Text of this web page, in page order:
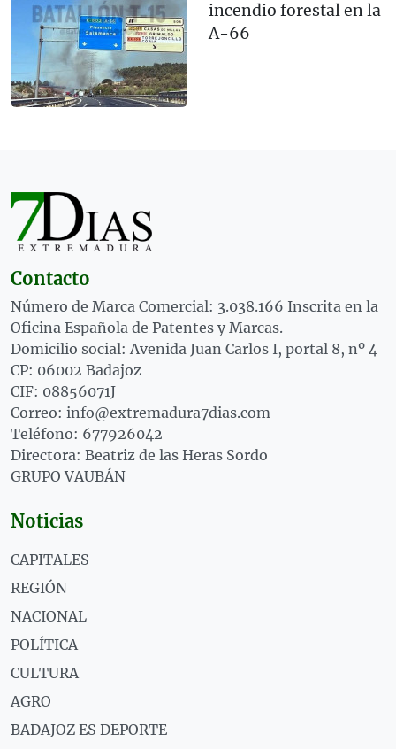
incendio forestal en la
A-66
Contacto
Número de Marca Comercial: 3.038.166 Inscrita en la
Oficina Española de Patentes y Marcas.
Domicilio social: Avenida Juan Carlos I, portal 8, nº 4
CP: 06002 Badajoz
CIF: 08856071J
Correo: info@extremadura7dias.com
Teléfono: 677926042
Directora: Beatriz de las Heras Sordo
GRUPO VAUBÁN
Noticias
CAPITALES
REGIÓN
NACIONAL
POLÍTICA
CULTURA
AGRO
BADAJOZ ES DEPORTE